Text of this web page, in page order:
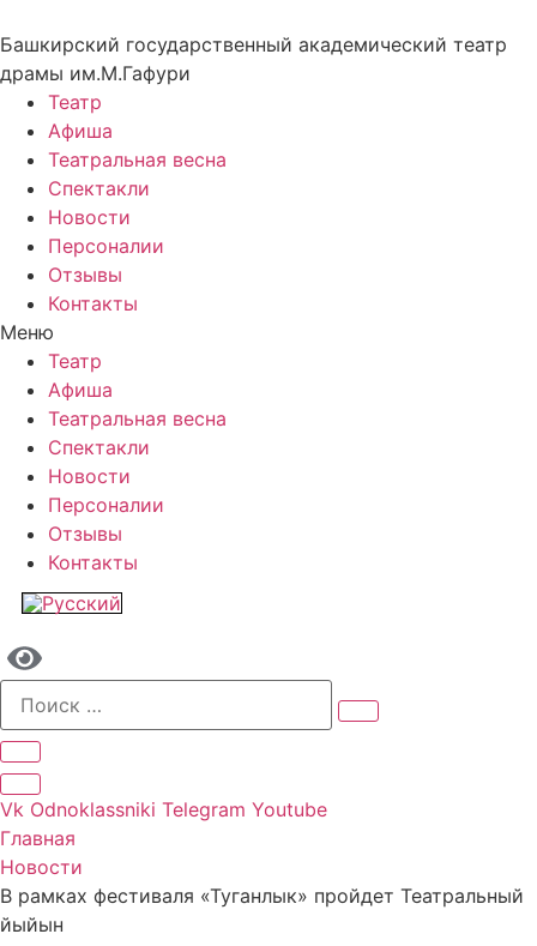
Башкирский государственный академический театр
драмы им.М.Гафури
Театр
Афиша
Театральная весна
Спектакли
Новости
Персоналии
Отзывы
Контакты
Меню
Театр
Афиша
Театральная весна
Спектакли
Новости
Персоналии
Отзывы
Контакты
Vk Odnoklassniki Telegram Youtube
Главная
Новости
В рамках фестиваля «Туганлык» пройдет Театральный
йыйын